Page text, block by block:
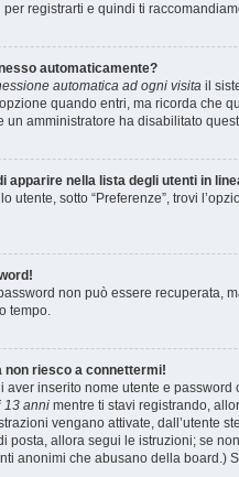
registrarti e quindi ti
automaticamente?
automatica ad ogni visita il
quando entri, ma ricorda che
un amministratore ha disabilitato
apparire nella lista degli utenti in
utente, sotto “Preferenze”, trovi
non può essere recuperata,
tempo.
non riesco a connettermi!
aver inserito nome utente e
13 anni mentre ti stavi registrando,
vengano attivate, dall’utente
posta, allora segui le istruzioni; se
anonimi che abusano della board.)